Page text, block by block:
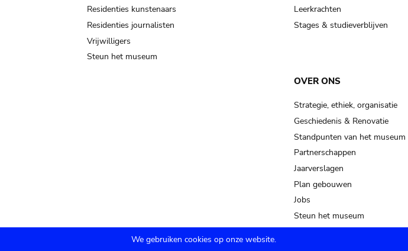
Residenties kunstenaars
Residenties journalisten
Vrijwilligers
Steun het museum
Leerkrachten
Stages & studieverblijven
OVER ONS
Strategie, ethiek, organisatie
Geschiedenis & Renovatie
Standpunten van het museum
Partnerschappen
Jaarverslagen
Plan gebouwen
Jobs
Steun het museum
We gebruiken cookies op onze website.